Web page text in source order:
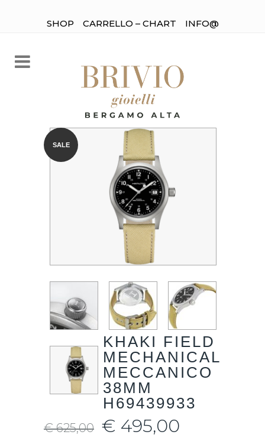
SHOP CARRELLO – CHART INFO@
SALE
KHAKI FIELD
MECHANICAL
MECCANICO
38MM
H69439933
€625,00 € 495,00